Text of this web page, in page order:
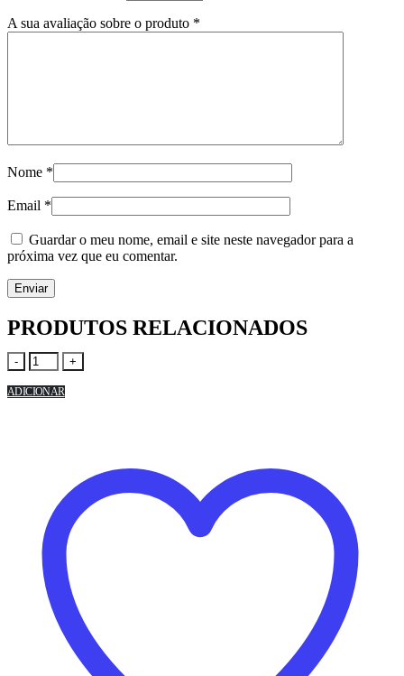
A sua avaliação sobre o produto *
Nome *
Email *
Guardar o meu nome, email e site neste navegador para a
próxima vez que eu comentar.
PRODUTOS RELACIONADOS
- +
ADICIONAR